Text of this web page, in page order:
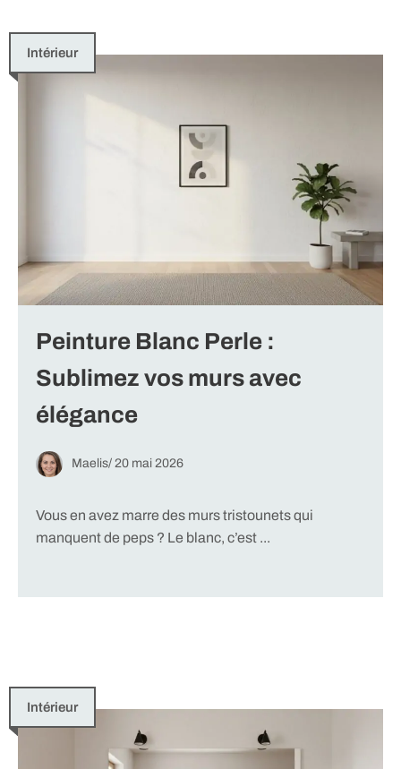
Intérieur
Peinture Blanc Perle :
Sublimez vos murs avec
élégance
Maelis/ 20 mai 2026
Vous en avez marre des murs tristounets qui
manquent de peps ? Le blanc, c’est ...
Intérieur